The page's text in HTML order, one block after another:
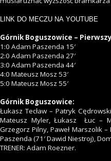
LINK DO MECZU NA YOUTUBE
Górnik Boguszowice –
1:0 Adam Paszenda 15′
2:0 Adam Paszenda 27′
3:0 Adam Paszenda 44′
4:0 Mateusz Mosz 53′
5:0 Mateusz Mosz 55′
Górnik Boguszowice:
Łukasz Tecław – Patryk
Mateusz Myler, Łukasz Łuc –
Grzegorz Pilny, Paweł Marszolik –
Paszenda (71′ Dawid Niestroj),
TRENER: Adam Roezner.